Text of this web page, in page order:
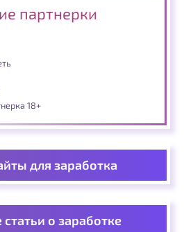
партнерки
18+
для заработка
о заработке